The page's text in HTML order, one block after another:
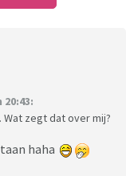
zegt dat over mij?
haha